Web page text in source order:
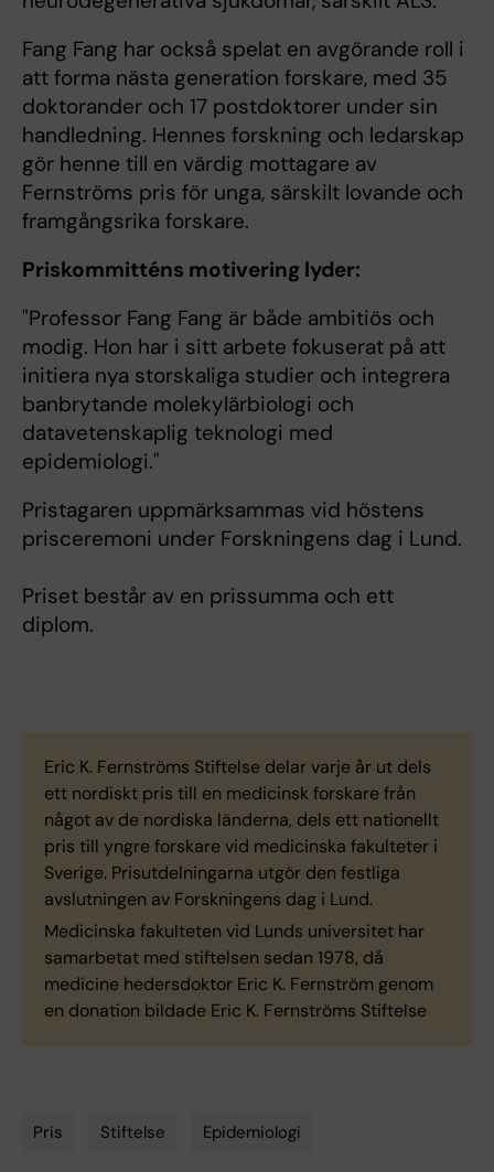
Fang Fang har också spelat en avgörande roll i
att forma nästa generation forskare, med 35
doktorander och 17 postdoktorer under sin
handledning. Hennes forskning och ledarskap
gör henne till en värdig mottagare av
Fernströms pris för unga, särskilt lovande och
framgångsrika forskare.
Priskommitténs motivering lyder:
"Professor Fang Fang är både ambitiös och
modig. Hon har i sitt arbete fokuserat på att
initiera nya storskaliga studier och integrera
banbrytande molekylärbiologi och
datavetenskaplig teknologi med
epidemiologi."
Pristagaren uppmärksammas vid höstens
prisceremoni under Forskningens dag i Lund.
Priset består av en prissumma och ett
diplom.
Eric K. Fernströms Stiftelse delar varje år ut dels
ett nordiskt pris till en medicinsk forskare från
något av de nordiska länderna, dels ett nationellt
pris till yngre forskare vid medicinska fakulteter i
Sverige. Prisutdelningarna utgör den festliga
avslutningen av Forskningens dag i Lund.
Medicinska fakulteten vid Lunds universitet har
samarbetat med stiftelsen sedan 1978, då
medicine hedersdoktor Eric K. Fernström genom
en donation bildade Eric K. Fernströms Stiftelse
Pris Stiftelse Epidemiologi